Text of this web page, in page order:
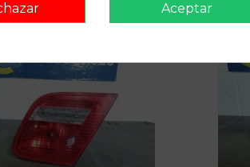
Aceptar